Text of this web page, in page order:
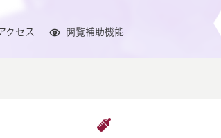
クセス 閲覧補助機能